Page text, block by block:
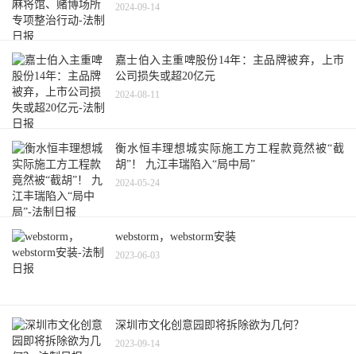
2024-09-14
嘉士伯入主重啤股份14年：主品牌被弃，上市
公司损失或超20亿元
2024-08-11
衡水恒丰理想城实际施工方工程款竟然被“截
胡”！ 九江丰瑞陷入“局中局”
2024-05-24
webstorm，webstorm安装
2023-06-03
深圳市文化创意园即将拆除欲为几何？
2023-09-14